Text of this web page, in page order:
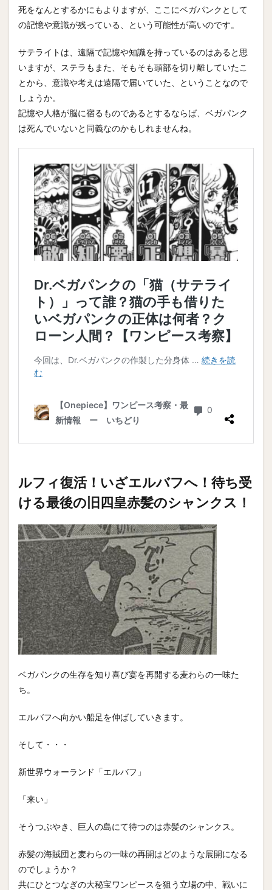
死をなんとするかにもよりますが、ここにベガパンクとして
の記憶や意識が残っている、という可能性が高いのです。
サテライトは、遠隔で記憶や知識を持っているのはあると思
いますが、ステラもまた、そもそも頭部を切り離していたこ
とから、意識や考えは遠隔で届いていた、ということなので
しょうか。
記憶や人格が脳に宿るものであるとするならば、ベガパンク
は死んでいないと同義なのかもしれませんね。
ルフィ復活！いざエルバフへ！待ち受
ける最後の旧四皇赤髪のシャンクス！
ベガパンクの生存を知り喜び宴を再開する麦わらの一味た
ち。
エルバフへ向かい船足を伸ばしていきます。
そして・・・
新世界ウォーランド「エルバフ」
「来い」
そうつぶやき、巨人の島にて待つのは赤髪のシャンクス。
赤髪の海賊団と麦わらの一味の再開はどのような展開になる
のでしょうか？
共にひとつなぎの大秘宝ワンピースを狙う立場の中、戦いに